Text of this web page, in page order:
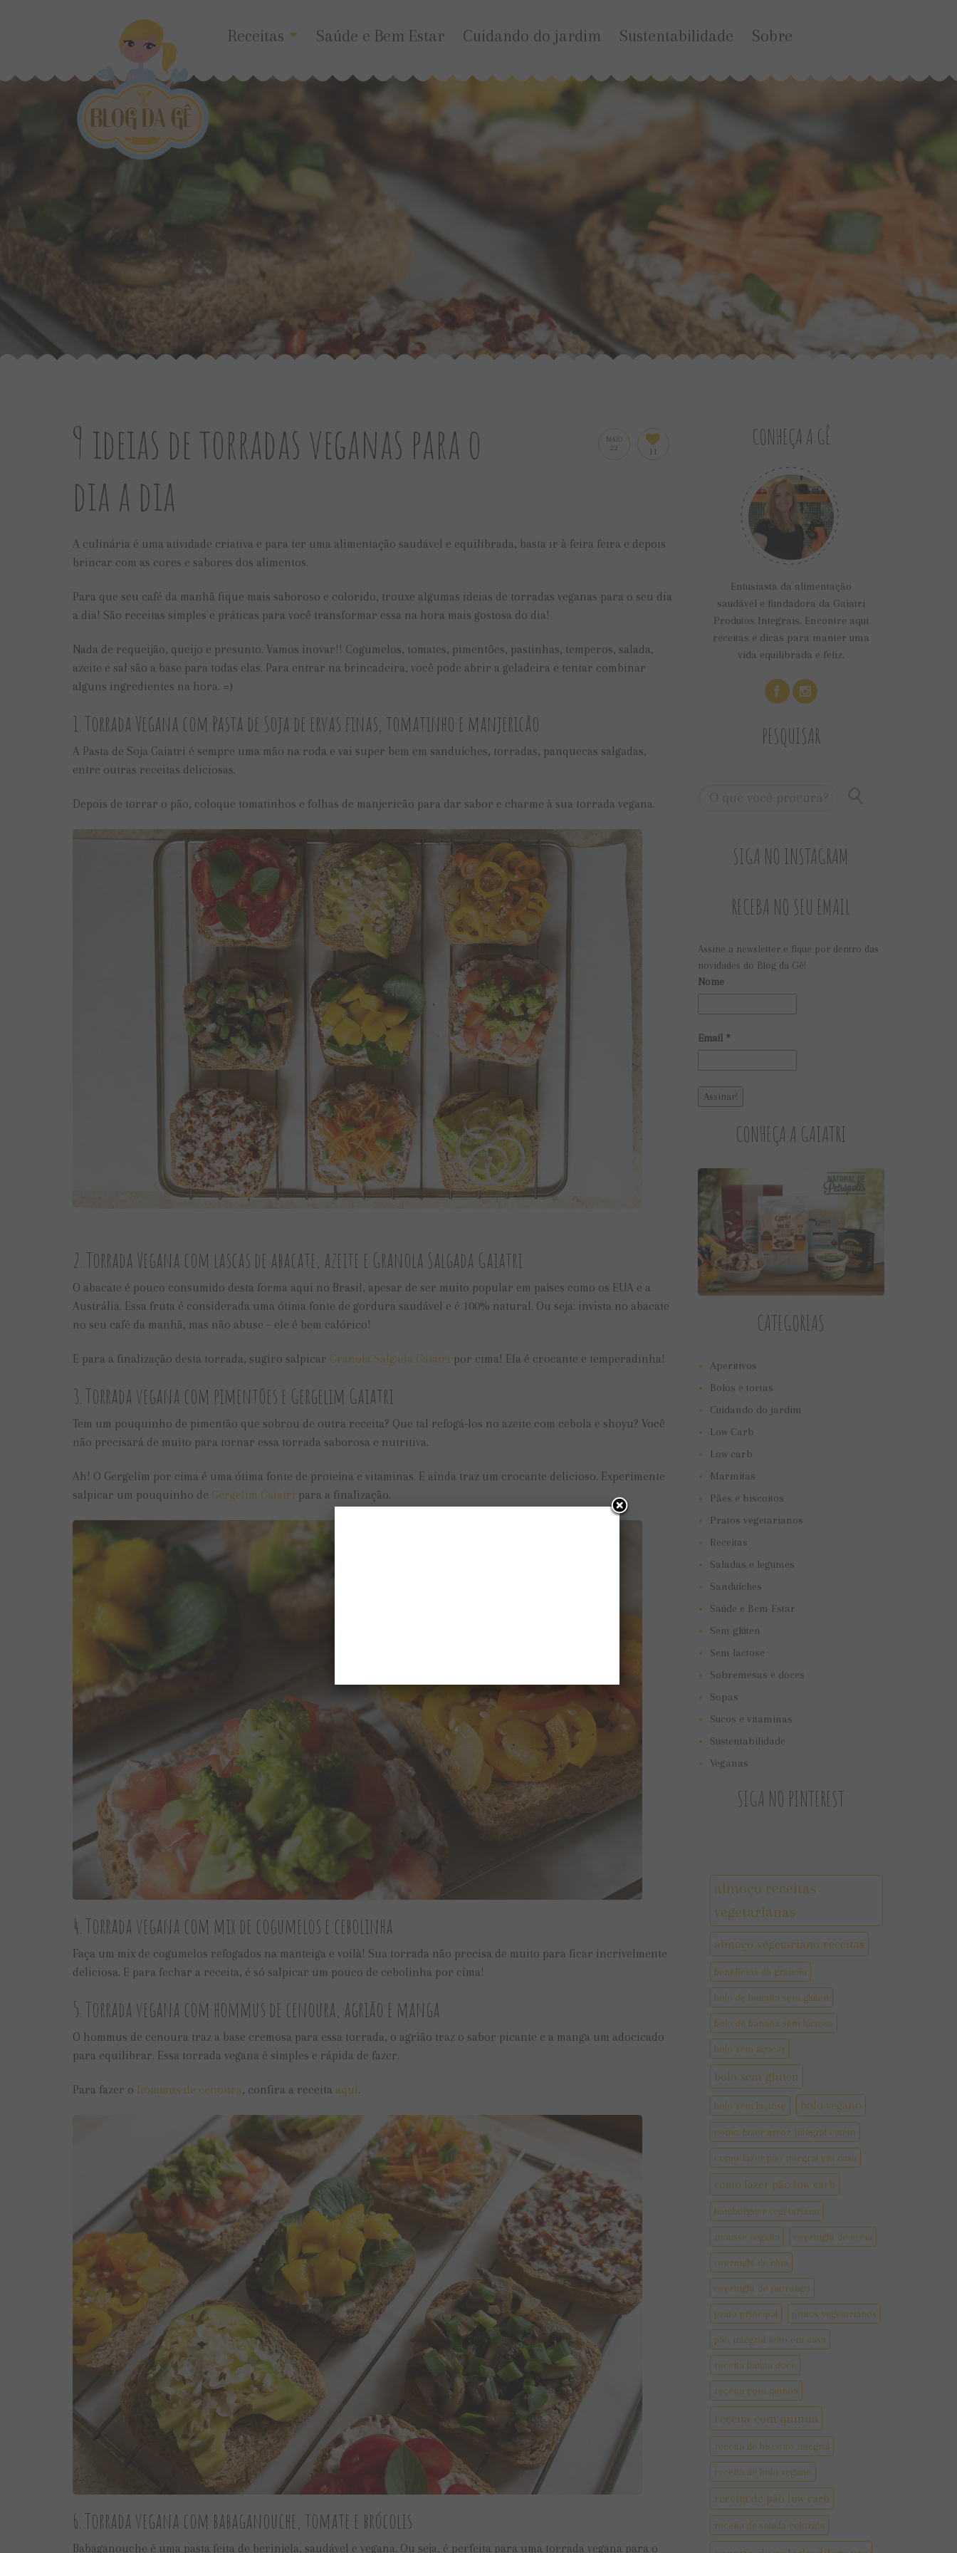
Receitas Saúde e Bem Estar Cuidando do jardim Sustentabilidade Sobre
MAIO
22 11
9 ideias de torradas veganas para o
dia a dia
A culinária é uma atividade criativa e para ter uma alimentação saudável e equilibrada, basta ir à feira feira e depois
brincar com as cores e sabores dos alimentos.
Para que seu café da manhã fique mais saboroso e colorido, trouxe algumas ideias de torradas veganas para o seu dia
a dia! São receitas simples e práticas para você transformar essa na hora mais gostosa do dia!
Nada de requeijão, queijo e presunto. Vamos inovar!! Cogumelos, tomates, pimentões, pastinhas, temperos, salada,
azeite e sal são a base para todas elas. Para entrar na brincadeira, você pode abrir a geladeira e tentar combinar
alguns ingredientes na hora. =)
1. Torrada Vegana com Pasta de Soja de ervas finas, tomatinho e manjericão
A Pasta de Soja Gaiatri é sempre uma mão na roda e vai super bem em sanduíches, torradas, panquecas salgadas,
entre outras receitas deliciosas.
Depois de torrar o pão, coloque tomatinhos e folhas de manjericão para dar sabor e charme à sua torrada vegana.
2. Torrada Vegana com lascas de abacate, azeite e Granola Salgada Gaiatri
O abacate é pouco consumido desta forma aqui no Brasil, apesar de ser muito popular em países como os EUA e a
Austrália. Essa fruta é considerada uma ótima fonte de gordura saudável e é 100% natural. Ou seja: invista no abacate
no seu café da manhã, mas não abuse – ele é bem calórico!
E para a finalização desta torrada, sugiro salpicar Granola Salgada Gaiatri por cima! Ela é crocante e temperadinha!
3. Torrada vegana com pimentões e Gergelim Gaiatri
Tem um pouquinho de pimentão que sobrou de outra receita? Que tal refogá-los no azeite com cebola e shoyu? Você
não precisará de muito para tornar essa torrada saborosa e nutritiva.
Ah! O Gergelim por cima é uma ótima fonte de proteína e vitaminas. E ainda traz um crocante delicioso. Experimente
salpicar um pouquinho de Gergelim Gaiatri para a finalização.
4. Torrada vegana com mix de cogumelos e cebolinha
Faça um mix de cogumelos refogados na manteiga e voilà! Sua torrada não precisa de muito para ficar incrivelmente
deliciosa. E para fechar a receita, é só salpicar um pouco de cebolinha por cima!
5. Torrada vegana com hommus de cenoura, agrião e manga
O hommus de cenoura traz a base cremosa para essa torrada, o agrião traz o sabor picante e a manga um adocicado
para equilibrar. Essa torrada vegana é simples e rápida de fazer.
Para fazer o hommus de cenoura, confira a receita aqui.
6. Torrada vegana com babaganouche, tomate e brócolis
Babaganouche é uma pasta feita de berinjela, saudável e vegana. Ou seja, é perfeita para uma torrada vegana para o
CONHEÇA A GÊ
Entusiasta da alimentação
saudável e fundadora da Gaiatri
Produtos Integrais. Encontre aqui
receitas e dicas para manter uma
vida equilibrada e feliz.
PESQUISAR
SIGA NO INSTAGRAM
RECEBA NO SEU EMAIL
Assine a newsletter e fique por dentro das
novidades do Blog da Gê!
Nome
Email *
CONHEÇA A GAIATRI
CATEGORIAS
Aperitivos
Bolos e tortas
Cuidando do jardim
Low Carb
Low carb
Marmitas
Pães e biscoitos
Pratos vegetarianos
Receitas
Saladas e legumes
Sanduíches
Saúde e Bem Estar
Sem glúten
Sem lactose
Sobremesas e doces
Sopas
Sucos e vitaminas
Sustentabilidade
Veganas
SIGA NO PINTEREST
almoço receitas
vegetarianas
almoço vegetariano receitas
benefícios da granola
bolo de banana sem gluten
bolo de banana sem lactose
bolo sem açúcar
bolo sem gluten
bolo sem lactose bolo vegano
como fazer arroz integral cateto
como fazer pão integral em casa
como fazer pão low carb
hamburguer vegetariano
mousse vegana overnight de aveia
overnight de chia
overnight de morango
prato principal pratos vegetarianos
pão integral feito em casa
receita batata doce
receita com quinoa
receita com quinua
receita de biscoito integral
receita de bolo vegano
receita de pão low carb
receita de salada colorida